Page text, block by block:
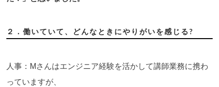
２．働いていて、どんなときにやりがいを感じる?
人事：Mさんはエンジニア経験を活かして講師業務に携わ
っていますが、